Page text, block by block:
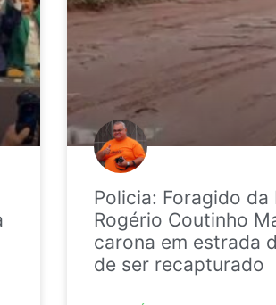
Policia: Foragido da
Rogério Coutinho
carona em estrada
de ser recapturado